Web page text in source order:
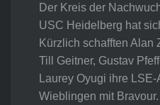
Der Kreis der
USC Heidelberg hat
Kürzlich schafften Alan
Till Geitner, Gustav
Laurey Oyugi ihre
Wieblingen mit